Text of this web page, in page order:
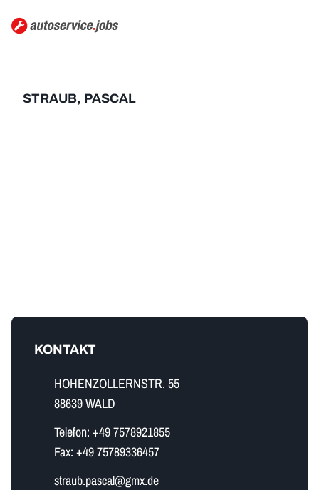
STRAUB, PASCAL
KONTAKT
HOHENZOLLERNSTR. 55
88639 WALD
Telefon: +49 7578921855
Fax: +49 75789336457
s​t​r​a​u​b​.​p​a​s​c​a​l​@gmx.de